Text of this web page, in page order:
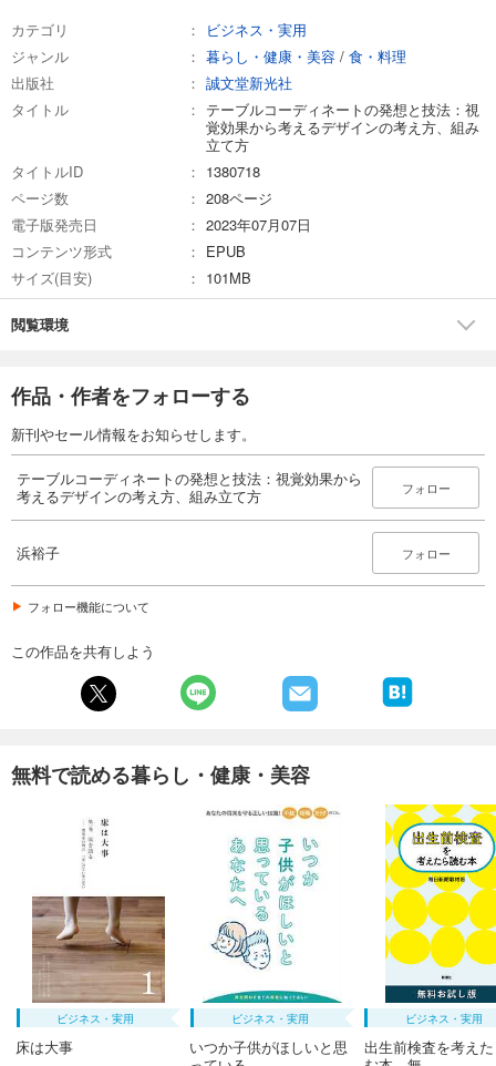
カテゴリ
ビジネス・実用
ジャンル
暮らし・健康・美容 / 食・料理
出版社
誠文堂新光社
タイトル
テーブルコーディネートの発想と技法：視
覚効果から考えるデザインの考え方、組み
立て方
タイトルID
1380718
ページ数
208ページ
電子版発売日
2023年07月07日
コンテンツ形式
EPUB
サイズ(目安)
101MB
閲覧環境
作品・作者をフォローする
新刊やセール情報をお知らせします。
テーブルコーディネートの発想と技法：視覚効果から
考えるデザインの考え方、組み立て方
フォロー
浜裕子 フォロー
フォロー機能について
この作品を共有しよう
無料で読める暮らし・健康・美容
ビジネス・実用
床は大事
ビジネス・実用
いつか子供がほしいと思
ビジネス・実用
出生前検査を考え